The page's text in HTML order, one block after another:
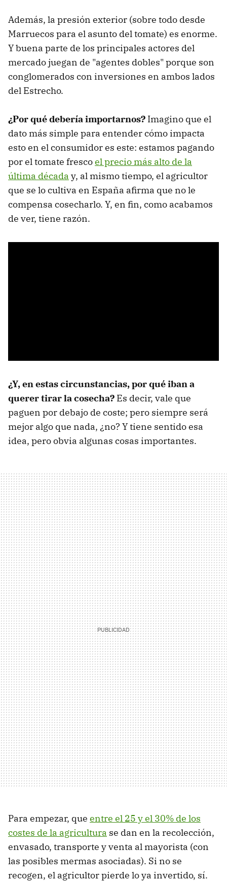
Además, la presión exterior (sobre todo desde
Marruecos para el asunto del tomate) es enorme.
Y buena parte de los principales actores del
mercado juegan de "agentes dobles" porque son
conglomerados con inversiones en ambos lados
del Estrecho.
¿Por qué debería importarnos? Imagino que el
dato más simple para entender cómo impacta
esto en el consumidor es este: estamos pagando
por el tomate frescoel precio más alto de la
última década y, al mismo tiempo, el agricultor
que se lo cultiva en España afirma que no le
compensa cosecharlo. Y, en fin, como acabamos
de ver, tiene razón.
¿Y, en estas circunstancias, por qué iban a
querer tirar la cosecha? Es decir, vale que
paguen por debajo de coste; pero siempre será
mejor algo que nada, ¿no? Y tiene sentido esa
idea, pero obvia algunas cosas importantes.
Para empezar, que entre el 25 y el 30% de los
costes de la agricultura se dan en la recolección,
envasado, transporte y venta al mayorista (con
las posibles mermas asociadas). Si no se
recogen, el agricultor pierde lo ya invertido, sí.